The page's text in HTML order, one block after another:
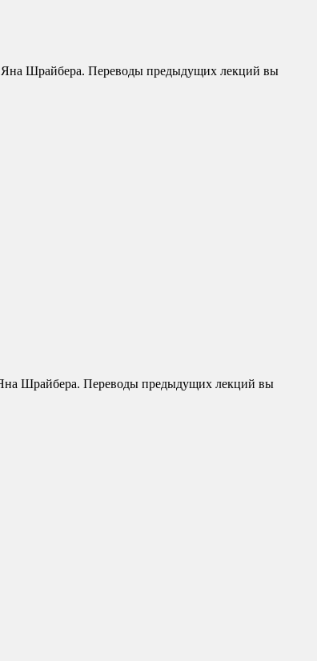
Яна Шрайбера. Переводы предыдущих лекций вы
Яна Шрайбера. Переводы предыдущих лекций вы